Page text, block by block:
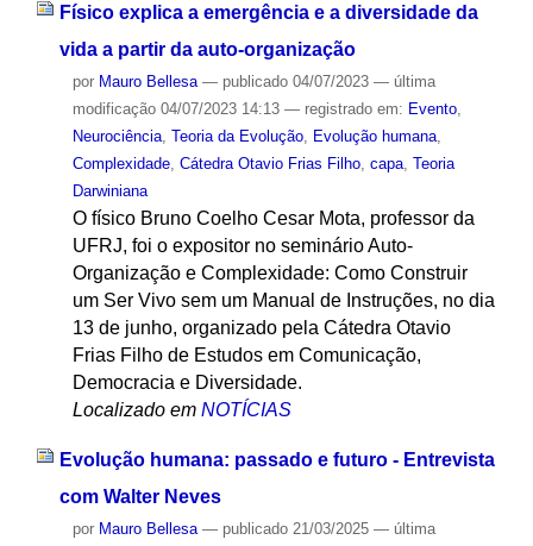
Físico explica a emergência e a diversidade da
vida a partir da auto-organização
por Mauro Bellesa — publicado04/07/2023 — última
modificação04/07/2023 14:13 — registrado em: Evento,
Neurociência, Teoria da Evolução, Evolução humana,
Complexidade, Cátedra Otavio Frias Filho, capa, Teoria
Darwiniana
O físico Bruno Coelho Cesar Mota, professor da
UFRJ, foi o expositor no seminário Auto-
Organização e Complexidade: Como Construir
um Ser Vivo sem um Manual de Instruções, no dia
13 de junho, organizado pela Cátedra Otavio
Frias Filho de Estudos em Comunicação,
Democracia e Diversidade.
Localizado em NOTÍCIAS
Evolução humana: passado e futuro - Entrevista
com Walter Neves
por Mauro Bellesa — publicado21/03/2025 — última